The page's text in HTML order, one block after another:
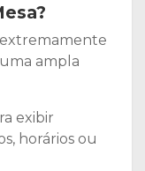
ampla
exibir
horários ou